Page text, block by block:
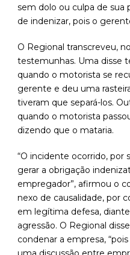
sem dolo ou culpa de sua
de indenizar, pois o
O Regional transcreveu,
testemunhas. Uma disse
quando o motorista se
gerente e deu uma
tiveram que separá-los.
quando o motorista
dizendo que o mataria.
“O incidente ocorrido, por
gerar a obrigação
empregador”, afirmou o
nexo de causalidade, por
em legítima defesa,
agressão. O Regional
condenar a empresa,